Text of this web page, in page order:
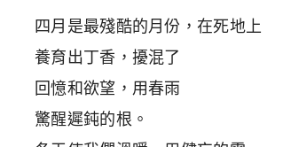
四月是最殘酷的月份，在死地上
養育出丁香，擾混了
回憶和欲望，用春雨
驚醒遲鈍的根。